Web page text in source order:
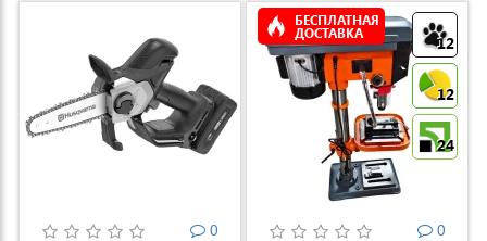
0
12
12
24
БЕСПЛАТНАЯ
ДОСТАВКА
0